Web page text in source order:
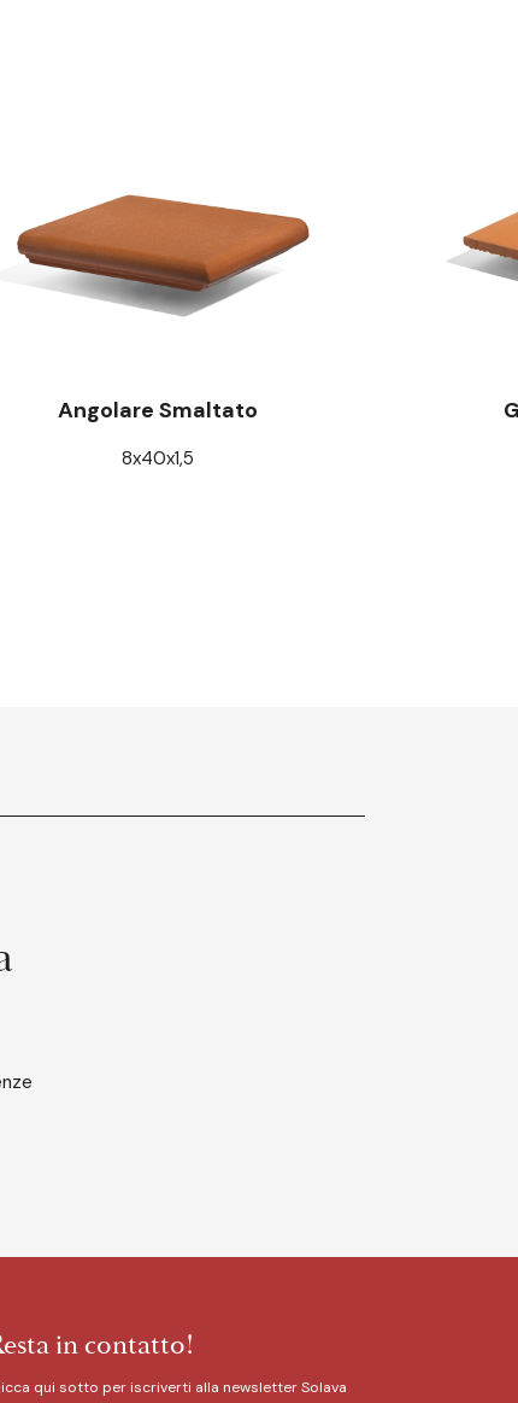
Angolare Smaltato
8x40x1,5
in contatto!
qui sotto per iscriverti alla newsletter Solava